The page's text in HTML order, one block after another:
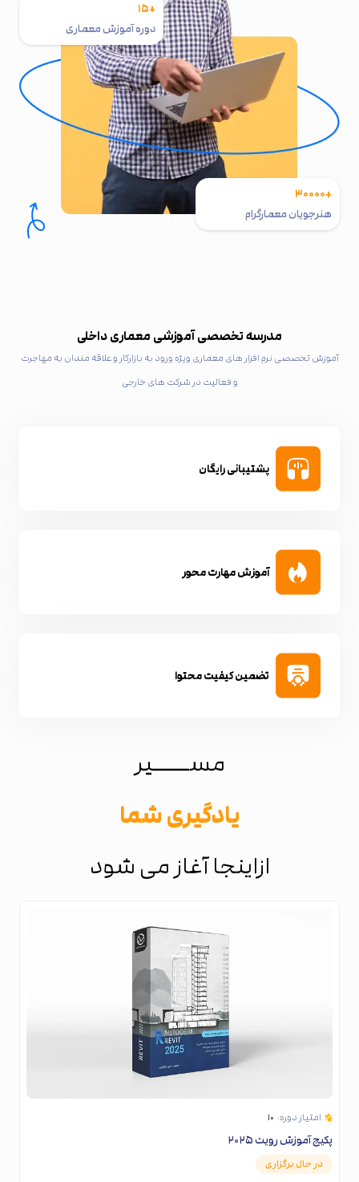
+۳۰۰۰۰
هنرجویان معمارگرام
+۱۵
دوره آموزش معماری
مدرسه تخصصی آموزشی معماری داخلی
آموزش تخصصی نرم افزار های معماری ویژه ورود به بازارکار و علاقه مندان به مهاجرت
و فعالیت در شرکت های خارجی
پشتیبانی رایگان
آموزش مهارت محور
تضمین کیفیت محتوا
مســـــیر
یادگیری شما
ازاینجا آغاز می شود
امتیاز دوره: ۱۰
پکیج آموزش رویت ۲۰۲۵
در حال برگزاری